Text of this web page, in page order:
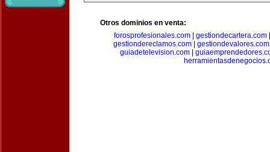
Otros dominios en venta:
forosprofesionales.com
gestiondecartera.com
gestiondereclamos.com| gestiondevalores.com
guiadetelevision.com